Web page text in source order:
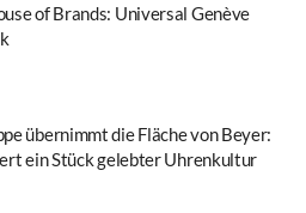
of Brands: Universal Genève
übernimmt die Fläche von Beyer:
ein Stück gelebter Uhrenkultur